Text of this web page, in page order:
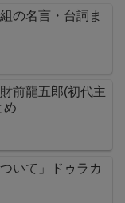
の名言・台詞ま
前龍五郎(初代主
め
いて」ドゥラカ